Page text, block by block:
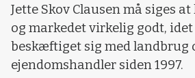
Jette Skov Clausen må siges
og markedet virkelig godt,
beskæftiget sig med landbrug
ejendomshandler siden 1997.